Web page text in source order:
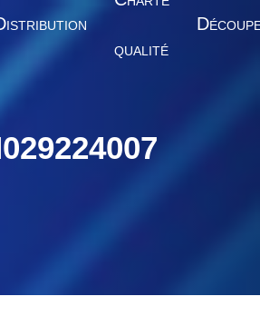
ISTRIBUTION
QUALITÉ
D